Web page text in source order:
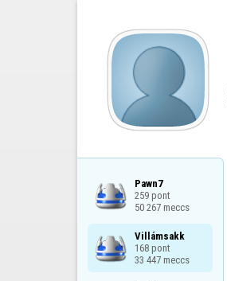
Pawn7
259 pont
50 267 meccs
Villámsakk
168 pont
33 447 meccs